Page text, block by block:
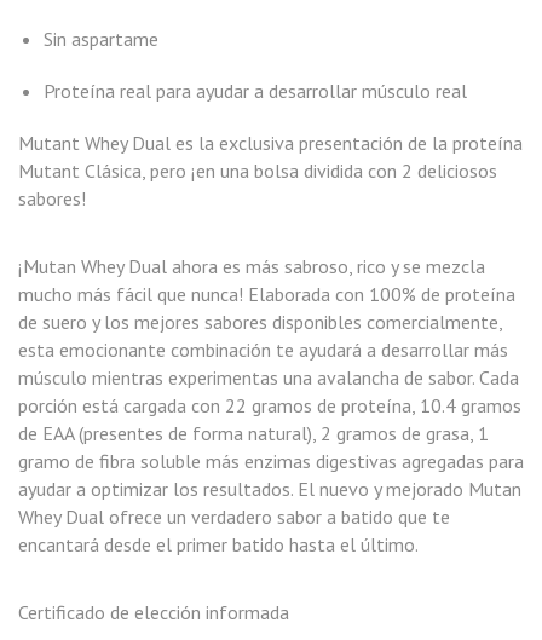
Sin aspartame
Proteína real para ayudar a desarrollar músculo real
Mutant Whey Dual es la exclusiva presentación de la proteína
Mutant Clásica, pero ¡en una bolsa dividida con 2 deliciosos
sabores!
¡Mutan Whey Dual ahora es más sabroso, rico y se mezcla
mucho más fácil que nunca! Elaborada con 100% de proteína
de suero y los mejores sabores disponibles comercialmente,
esta emocionante combinación te ayudará a desarrollar más
músculo mientras experimentas una avalancha de sabor. Cada
porción está cargada con 22 gramos de proteína, 10.4 gramos
de EAA (presentes de forma natural), 2 gramos de grasa, 1
gramo de fibra soluble más enzimas digestivas agregadas para
ayudar a optimizar los resultados. El nuevo y mejorado Mutan
Whey Dual ofrece un verdadero sabor a batido que te
encantará desde el primer batido hasta el último.
Certificado de elección informada